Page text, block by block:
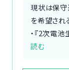
現状は保守
を希望され
・『2次電
読む